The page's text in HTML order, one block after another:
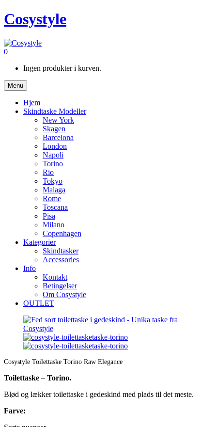
Cosystyle
0
Ingen produkter i kurven.
Menu
Hjem
Skindtaske Modeller
New York
Skagen
Barcelona
London
Napoli
Torino
Rio
Tokyo
Malaga
Rome
Toscana
Pisa
Milano
Copenhagen
Kategorier
Skindtasker
Accessories
Info
Kontakt
Betingelser
Om Cosystyle
OUTLET
Cosystyle Toilettaske Torino Raw Elegance
Toilettaske – Torino.
Blød og lækker toilettaske i gedeskind med plads til det meste.
Farve: